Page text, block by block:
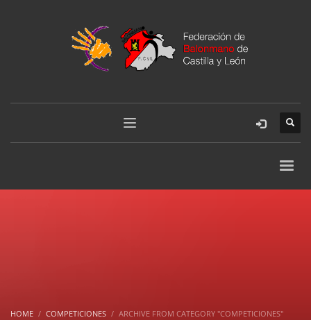
HOME COMPETICIONES ARCHIVE FROM CATEGORY "COMPETICIONES"